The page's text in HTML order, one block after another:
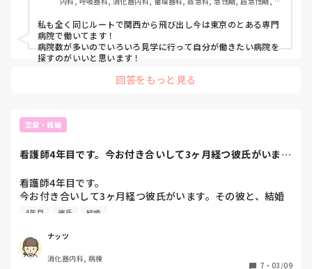
私も全く同じルートで関西から飛び出し今は東京のとある専門
病院で働いてます！
病院数が多いのでいろいろ見学に行って自分が働きたい病院を
探すのがいいと思います！
回答をもっと見る
恋愛・結婚
看護師4年目です。今お付き合いして3ヶ月経つ彼氏がいま
看護師4年目です。
今お付き合いして3ヶ月経つ彼氏がいます。その彼と、結婚
も考える付き合いを私の両親が大反対しています。
①まず結婚相手の候補に挙がらない人間をなぜ選ぶのか？
②なぜ自ら不幸の道を選ぶのかがわからない。
4年目 彼氏 結婚
ナッツ
消化器内科, 病棟
7 ・ 03/09